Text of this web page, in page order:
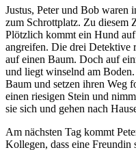
Justus, Peter und Bob waren
zum Schrottplatz. Zu diesem
Plötzlich kommt ein Hund
angreifen. Die drei Detektive
auf einen Baum. Doch auf
und liegt winselnd am
Baum und setzen ihren Weg
einen riesigen Stein und
sie sich und gehen nach
Am nächsten Tag kommt
Kollegen, dass eine